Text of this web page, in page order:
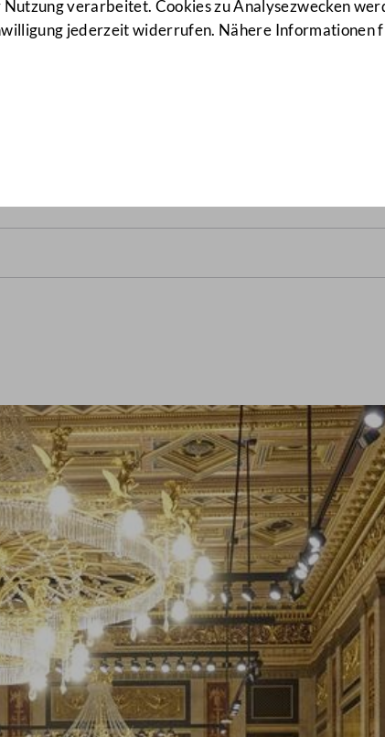
verarbeitet. Cookies zu Analysezwecken
jederzeit widerrufen. Nähere Informationen
Dezember 1955